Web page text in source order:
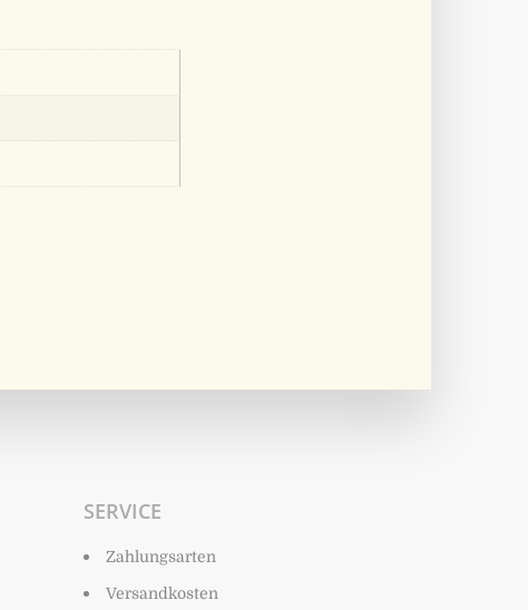
SERVICE
Zahlungsarten
Versandkosten